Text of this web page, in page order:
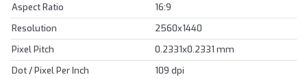
Aspect Ratio
16:9
Resolution
2560x1440
Pixel Pitch
0.2331x0.2331 mm
Dot / Pixel Per Inch
109 dpi